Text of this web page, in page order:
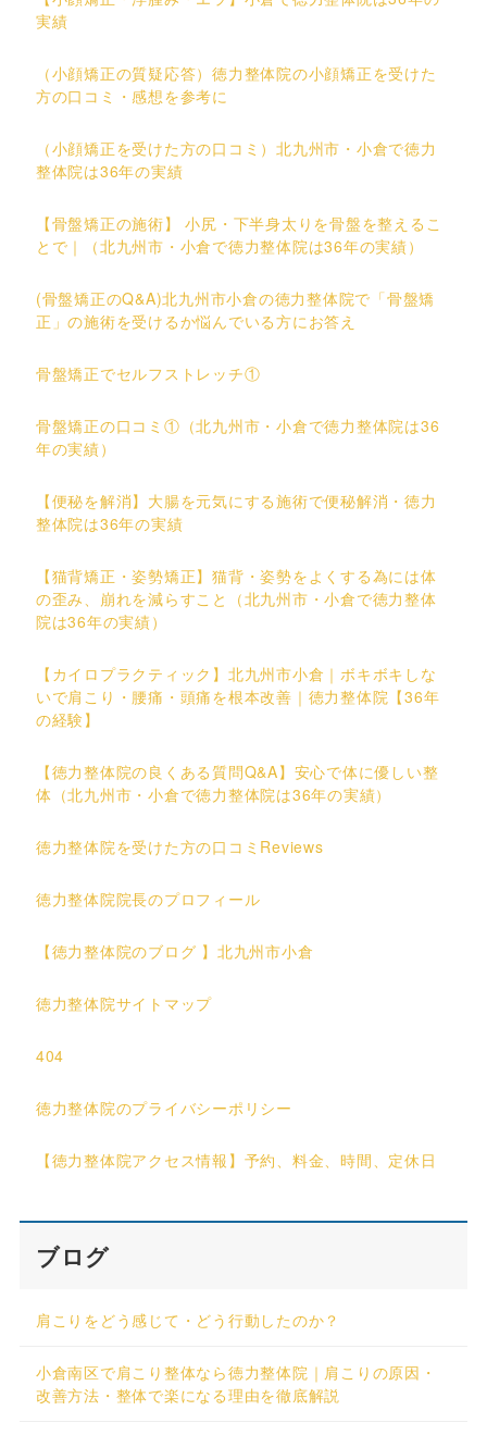
実績
（小顔矯正の質疑応答）徳力整体院の小顔矯正を受けた
方の口コミ・感想を参考に
（小顔矯正を受けた方の口コミ）北九州市・小倉で徳力
整体院は36年の実績
【骨盤矯正の施術】 小尻・下半身太りを骨盤を整えるこ
とで｜（北九州市・小倉で徳力整体院は36年の実績）
(骨盤矯正のQ&A)北九州市小倉の徳力整体院で「骨盤矯
正」の施術を受けるか悩んでいる方にお答え
骨盤矯正でセルフストレッチ①
骨盤矯正の口コミ①（北九州市・小倉で徳力整体院は36
年の実績）
【便秘を解消】大腸を元気にする施術で便秘解消・徳力
整体院は36年の実績
【猫背矯正・姿勢矯正】猫背・姿勢をよくする為には体
の歪み、崩れを減らすこと（北九州市・小倉で徳力整体
院は36年の実績）
【カイロプラクティック】北九州市小倉｜ボキボキしな
いで肩こり・腰痛・頭痛を根本改善｜徳力整体院【36年
の経験】
【徳力整体院の良くある質問Q&A】安心で体に優しい整
体（北九州市・小倉で徳力整体院は36年の実績）
徳力整体院を受けた方の口コミReviews
徳力整体院院長のプロフィール
【徳力整体院のブログ 】北九州市小倉
徳力整体院サイトマップ
404
徳力整体院のプライバシーポリシー
【徳力整体院アクセス情報】予約、料金、時間、定休日
ブログ
肩こりをどう感じて・どう行動したのか？
小倉南区で肩こり整体なら徳力整体院｜肩こりの原因・
改善方法・整体で楽になる理由を徹底解説